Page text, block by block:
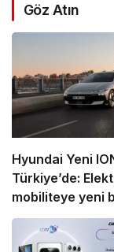
Göz Atın
Hyundai Yeni
Türkiye’de:
mobiliteye yeni